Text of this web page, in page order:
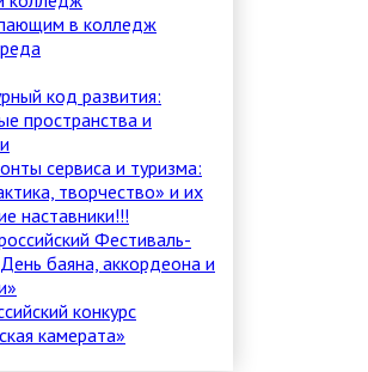
в колледж
код развития:
пространства и
сервиса и туризма:
творчество» и их
наставники!!!
Фестиваль-
баяна, аккордеона и
конкурс
камерата»